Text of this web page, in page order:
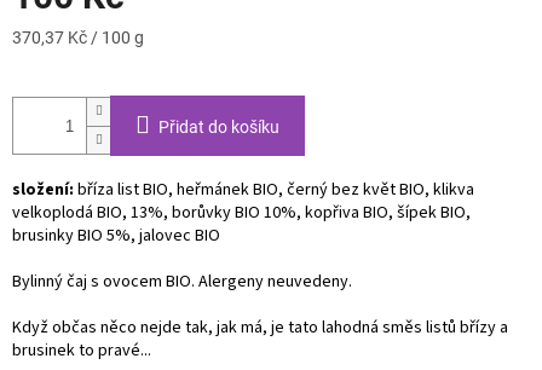
Měrná
370,37 Kč / 100 g
Přidat do košíku
složení: bříza list BIO, heřmánek BIO, černý bez květ BIO, klikva
velkoplodá BIO, 13%, borůvky BIO 10%, kopřiva BIO, šípek BIO,
brusinky BIO 5%, jalovec BIO
Bylinný čaj s ovocem BIO. Alergeny neuvedeny.
Když občas něco nejde tak, jak má, je tato lahodná směs listů břízy a
brusinek to pravé...